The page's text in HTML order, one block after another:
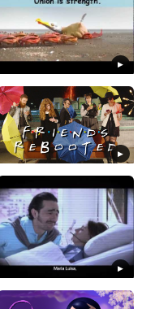
▶
▶
▶